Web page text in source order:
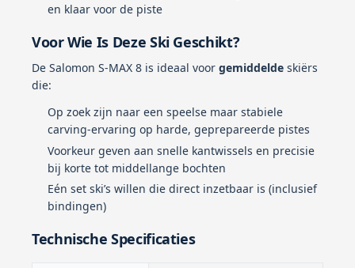
en klaar voor de piste
Voor Wie Is Deze Ski Geschikt?
De Salomon S-MAX 8 is ideaal voor gemiddelde skiërs
die:
Op zoek zijn naar een speelse maar stabiele
carving-ervaring op harde, geprepareerde pistes
Voorkeur geven aan snelle kantwissels en precisie
bij korte tot middellange bochten
Eén set ski’s willen die direct inzetbaar is (inclusief
bindingen)
Technische Specificaties